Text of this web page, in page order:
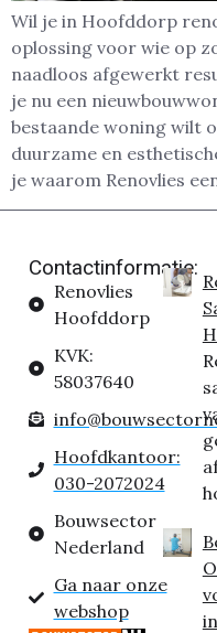
Wil je in Hoofddorp
oplossing voor wie op
naadloos afgewerkt
je nu een
bestaande woning wilt
duurzame en
je waarom Renovlies
Contactinformatie:
Renovlies
Hoofddorp
KVK:
58037640
Hoofdkantoor:
030-2072024
Bouwsector
Nederland
Ga naar onze
webshop